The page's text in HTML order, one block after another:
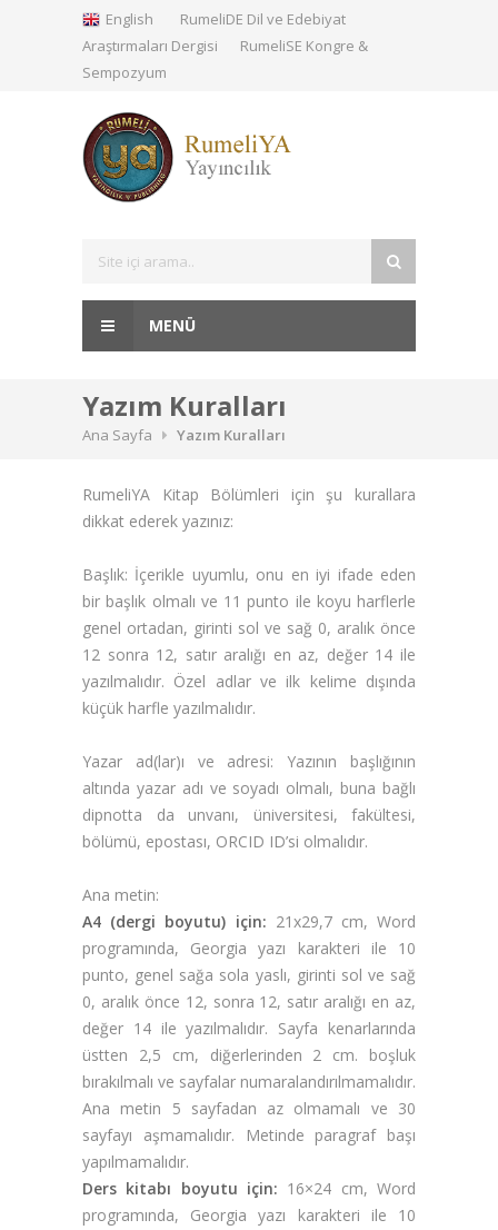
English
RumeliDE Dil ve Edebiyat
Araştırmaları Dergisi
RumeliSE Kongre &
Sempozyum
MENÜ
Yazım Kuralları
Ana Sayfa Yazım Kuralları
RumeliYA Kitap Bölümleri için şu kurallara
dikkat ederek yazınız:
Başlık: İçerikle uyumlu, onu en iyi ifade eden
bir başlık olmalı ve 11 punto ile koyu harflerle
genel ortadan, girinti sol ve sağ 0, aralık önce
12 sonra 12, satır aralığı en az, değer14 ile
yazılmalıdır. Özel adlar ve ilk kelime dışında
küçük harfle yazılmalıdır.
Yazar ad(lar)ı ve adresi: Yazının başlığının
altında yazar adı ve soyadı olmalı, buna bağlı
dipnotta da unvanı, üniversitesi, fakültesi,
bölümü, epostası, ORCID ID’si olmalıdır.
Ana metin:
A4 (dergi boyutu) için: 21x29,7 cm, Word
programında, Georgia yazı karakteri ile 10
punto, genel sağa sola yaslı, girinti sol ve sağ
0, aralık önce 12, sonra 12, satır aralığı en az,
değer 14 ile yazılmalıdır. Sayfa kenarlarında
üstten 2,5 cm, diğerlerinden 2 cm. boşluk
bırakılmalı ve sayfalar numaralandırılmamalıdır.
Ana metin 5 sayfadan az olmamalı ve 30
sayfayı aşmamalıdır. Metinde paragraf başı
yapılmamalıdır.
Ders kitabı boyutu için: 16×24 cm, Word
programında, Georgia yazı karakteri ile 10